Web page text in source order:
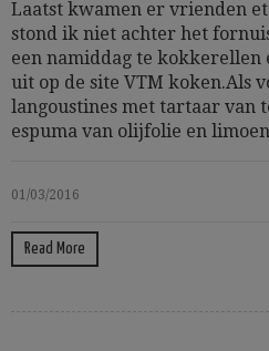
Laatst kwamen er vrienden
stond ik niet achter het
een namiddag te kokkerellen
uit op de site VTM koken.Als
langoustines met tartaar van
espuma van olijfolie en
01/03/2016
Read More